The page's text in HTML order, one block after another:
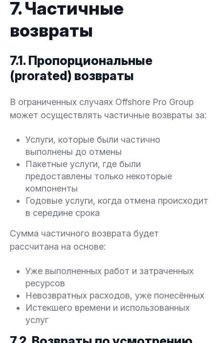
7. Частичные
возвраты
7.1. Пропорциональные
(prorated) возвраты
В ограниченных случаях Offshore Pro Group
может осуществлять частичные возвраты за:
Услуги, которые были частично
выполнены до отмены
Пакетные услуги, где были
предоставлены только некоторые
компоненты
Годовые услуги, когда отмена происходит
в середине срока
Сумма частичного возврата будет
рассчитана на основе:
Уже выполненных работ и затраченных
ресурсов
Невозвратных расходов, уже понесённых
Истекшего времени и использованных
услуг